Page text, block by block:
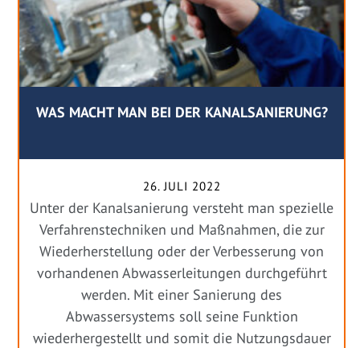
WAS MACHT MAN BEI DER KANALSANIERUNG?
26. JULI 2022
Unter der Kanalsanierung versteht man spezielle
Verfahrenstechniken und Maßnahmen, die zur
Wiederherstellung oder der Verbesserung von
vorhandenen Abwasserleitungen durchgeführt
werden. Mit einer Sanierung des
Abwassersystems soll seine Funktion
wiederhergestellt und somit die Nutzungsdauer